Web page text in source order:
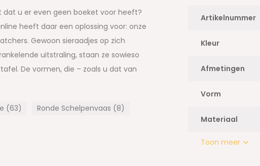
u er even geen boeket voor heeft?
heeft daar een oplossing voor: onze
Gewoon sieraadjes op zich
uitstraling, staan ze sowieso
De vormen, die – zoals u dat van
anders zijn, doen bijzonder decoratief
(63)
Ronde Schelpenvaas (8)
Artikelnummer
Kleur
Afmetingen
Vorm
Materiaal
Toon meer